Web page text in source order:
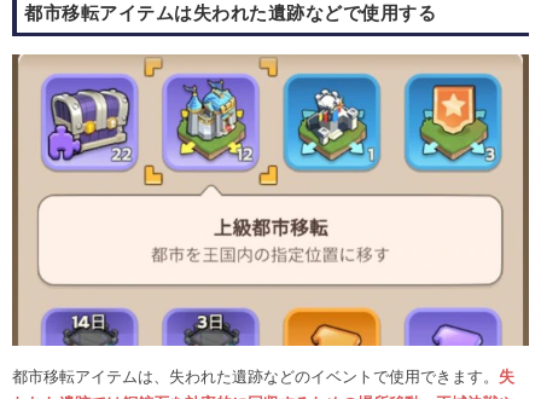
都市移転アイテムは失われた遺跡などで使用する
都市移転アイテムは、失われた遺跡などのイベントで使用できます。 失